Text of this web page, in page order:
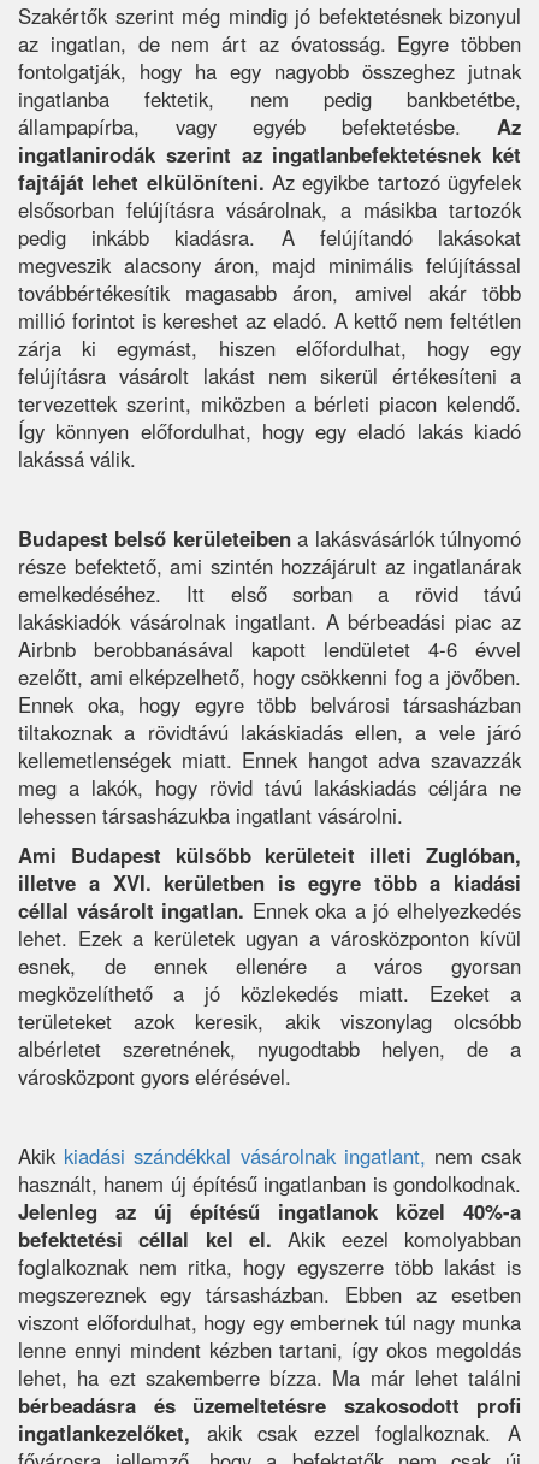
Szakértők szerint még mindig jó befektetésnek bizonyul
az ingatlan, de nem árt az óvatosság. Egyre többen
fontolgatják, hogy ha egy nagyobb összeghez jutnak
ingatlanba fektetik, nem pedig bankbetétbe,
állampapírba, vagy egyéb befektetésbe. Az
ingatlanirodák szerint az ingatlanbefektetésnek két
fajtáját lehet elkülöníteni. Az egyikbe tartozó ügyfelek
elsősorban felújításra vásárolnak, a másikba tartozók
pedig inkább kiadásra. A felújítandó lakásokat
megveszik alacsony áron, majd minimális felújítással
továbbértékesítik magasabb áron, amivel akár több
millió forintot is kereshet az eladó. A kettő nem feltétlen
zárja ki egymást, hiszen előfordulhat, hogy egy
felújításra vásárolt lakást nem sikerül értékesíteni a
tervezettek szerint, miközben a bérleti piacon kelendő.
Így könnyen előfordulhat, hogy egy eladó lakás kiadó
lakássá válik.
Budapest belső kerületeibena lakásvásárlók túlnyomó
része befektető, ami szintén hozzájárult az ingatlanárak
emelkedéséhez. Itt első sorban a rövid távú
lakáskiadók vásárolnak ingatlant. A bérbeadási piac az
Airbnb berobbanásával kapott lendületet 4-6 évvel
ezelőtt, ami elképzelhető, hogy csökkenni fog a jövőben.
Ennek oka, hogy egyre több belvárosi társasházban
tiltakoznak a rövidtávú lakáskiadás ellen, a vele járó
kellemetlenségek miatt. Ennek hangot adva szavazzák
meg a lakók, hogy rövid távú lakáskiadás céljára ne
lehessen társasházukba ingatlant vásárolni.
Ami Budapest külsőbb kerületeit illeti Zuglóban,
illetve a XVI. kerületben is egyre több a kiadási
céllal vásárolt ingatlan. Ennek oka a jó elhelyezkedés
lehet. Ezek a kerületek ugyan a városközponton kívül
esnek, de ennek ellenére a város gyorsan
megközelíthető a jó közlekedés miatt. Ezeket a
területeket azok keresik, akik viszonylag olcsóbb
albérletet szeretnének, nyugodtabb helyen, de a
városközpont gyors elérésével.
Akik kiadási szándékkal vásárolnak ingatlant, nem csak
használt, hanem új építésű ingatlanban is gondolkodnak.
Jelenleg az új építésű ingatlanok közel 40%-a
befektetési céllal kel el. Akik eezel komolyabban
foglalkoznak nem ritka, hogy egyszerre több lakást is
megszereznek egy társasházban. Ebben az esetben
viszont előfordulhat, hogy egy embernek túl nagy munka
lenne ennyi mindent kézben tartani, így okos megoldás
lehet, ha ezt szakemberre bízza. Ma már lehet találni
bérbeadásra és üzemeltetésre szakosodott profi
ingatlankezelőket, akik csak ezzel foglalkoznak. A